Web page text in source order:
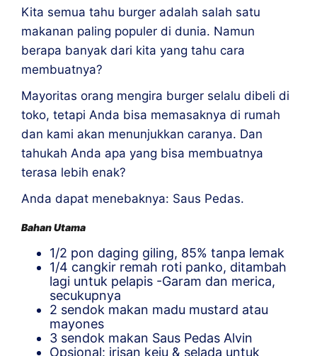
Kita semua tahu burger adalah salah satu
makanan paling populer di dunia. Namun
berapa banyak dari kita yang tahu cara
membuatnya?
Mayoritas orang mengira burger selalu dibeli di
toko, tetapi Anda bisa memasaknya di rumah
dan kami akan menunjukkan caranya. Dan
tahukah Anda apa yang bisa membuatnya
terasa lebih enak?
Anda dapat menebaknya: Saus Pedas.
Bahan Utama
1/2 pon daging giling, 85% tanpa lemak
1/4 cangkir remah roti panko, ditambah
lagi untuk pelapis -Garam dan merica,
secukupnya
2 sendok makan madu mustard atau
mayones
3 sendok makan Saus Pedas Alvin
Opsional: irisan keju & ​​selada untuk